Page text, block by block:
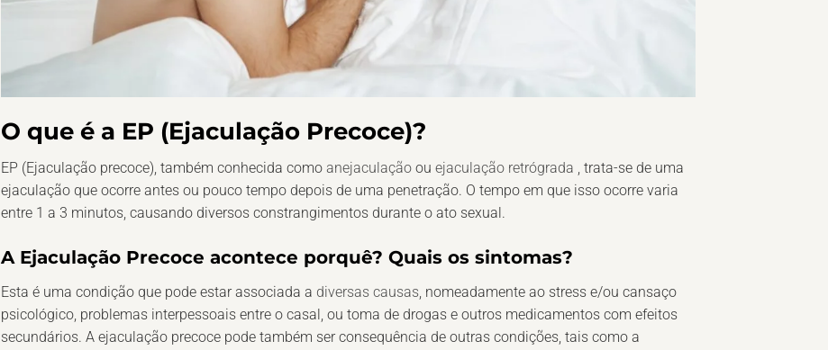
O que é a EP (Ejaculação Precoce)?
EP (Ejaculação precoce), também conhecida como anejaculaçãoou ejaculação retrógrada , trata-se de uma
ejaculação que ocorre antes ou pouco tempo depois de uma penetração. O tempo em que isso ocorre varia
entre 1 a 3 minutos, causando diversos constrangimentos durante o ato sexual.
A Ejaculação Precoce acontece porquê? Quais os sintomas?
Esta é uma condição que pode estar associada a diversas causas, nomeadamente ao stress e/ou cansaço
psicológico, problemas interpessoais entre o casal, ou toma de drogas e outros medicamentos com efeitos
secundários. A ejaculação precoce pode também ser consequência de outras condições, tais como a